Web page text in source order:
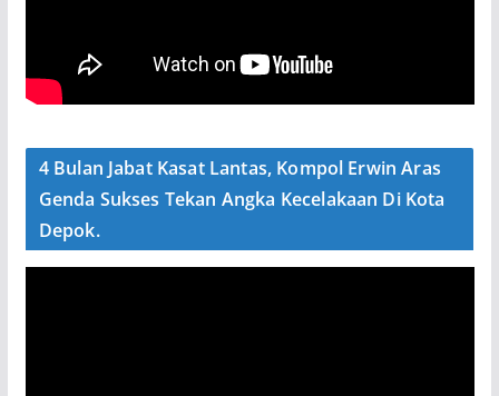
4 Bulan Jabat Kasat Lantas, Kompol Erwin Aras
Genda Sukses Tekan Angka Kecelakaan Di Kota
Depok.